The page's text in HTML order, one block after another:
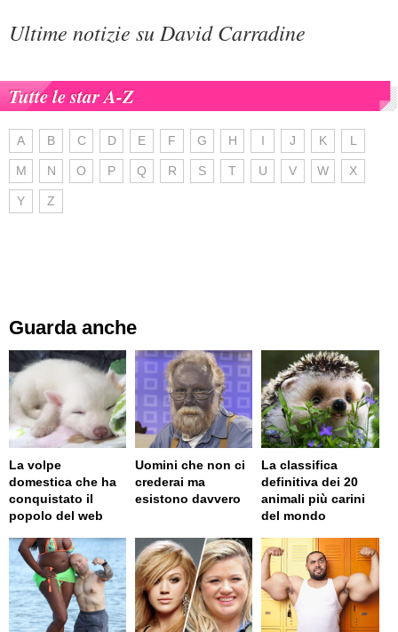
Ultime notizie su David Carradine
Tutte le star A-Z
A B C D E F G H I J K L
M N O P Q R S T U V W X
Y Z
Guarda anche
La volpe
domestica che ha
conquistato il
popolo del web
Uomini che non ci
crederai ma
esistono davvero
La classifica
definitiva dei 20
animali più carini
del mondo